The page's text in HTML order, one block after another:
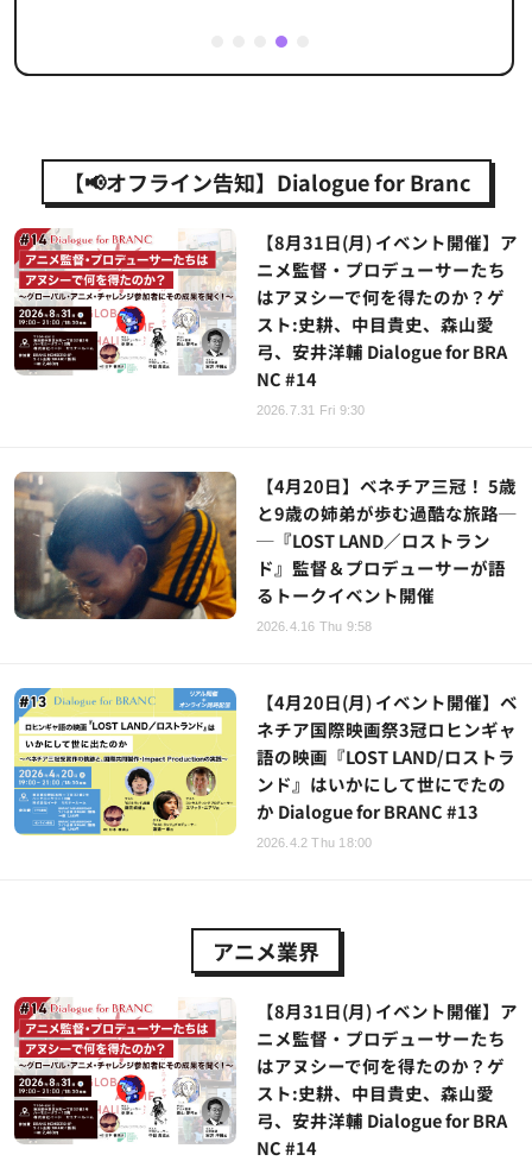
4
【📢オフライン告知】Dialogue for Branc
【8月31日(月) イベント開催】ア
ニメ監督・プロデューサーたち
はアヌシーで何を得たのか？ゲ
スト:史耕、中目貴史、森山愛
弓、安井洋輔 Dialogue for BRA
NC #14
2026.7.31 Fri 9:30
【4月20日】ベネチア三冠！ 5歳
と9歳の姉弟が歩む過酷な旅路─
─『LOST LAND／ロストラン
ド』監督＆プロデューサーが語
るトークイベント開催
2026.4.16 Thu 9:58
【4月20日(月) イベント開催】ベ
ネチア国際映画祭3冠ロヒンギャ
語の映画『LOST LAND/ロストラ
ンド』はいかにして世にでたの
か Dialogue for BRANC #13
2026.4.2 Thu 18:00
アニメ業界
【8月31日(月) イベント開催】ア
ニメ監督・プロデューサーたち
はアヌシーで何を得たのか？ゲ
スト:史耕、中目貴史、森山愛
弓、安井洋輔 Dialogue for BRA
NC #14